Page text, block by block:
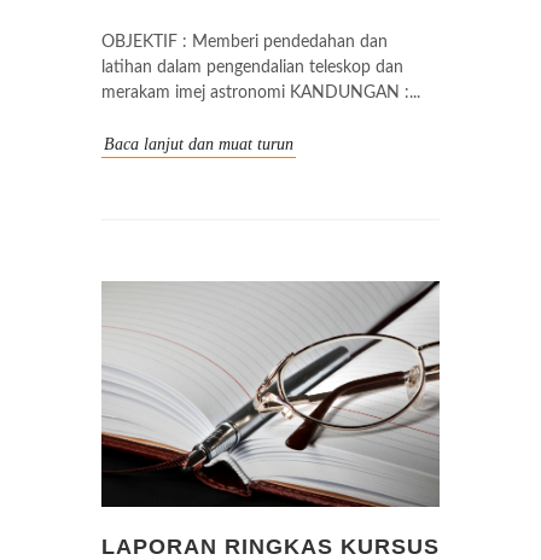
OBJEKTIF : Memberi pendedahan dan
latihan dalam pengendalian teleskop dan
merakam imej astronomi KANDUNGAN :...
Baca lanjut dan muat turun
LAPORAN RINGKAS KURSUS